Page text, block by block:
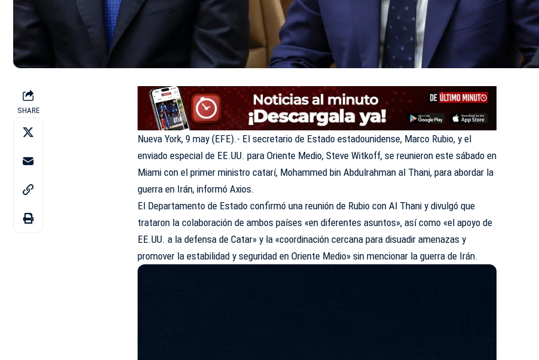
SHARE
Nueva York, 9 may (EFE).- El secretario de Estado estadounidense, Marco Rubio, y el
enviado especial de EE.UU. para Oriente Medio, Steve Witkoff, se reunieron este sábado en
Miami con el primer ministro catarí, Mohammed bin Abdulrahman al Thani, para abordar la
guerra en Irán, informó Axios.
El Departamento de Estado confirmó una reunión de Rubio con Al Thani y divulgó que
trataron la colaboración de ambos países «en diferentes asuntos», así como «el apoyo de
EE.UU. a la defensa de Catar» y la «coordinación cercana para disuadir amenazas y
promover la estabilidad y seguridad en Oriente Medio» sin mencionar la guerra de Irán.